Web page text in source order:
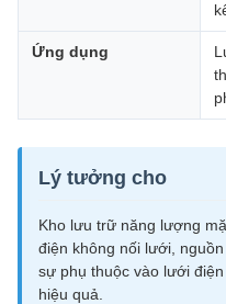
Ứng dụng
Lý tưởng cho
Kho lưu trữ năng lượng
điện không nối lưới,
sự phụ thuộc vào lưới
hiệu quả.